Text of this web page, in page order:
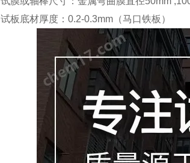
试板底材厚度：0.2-0.3mm （马口铁板）